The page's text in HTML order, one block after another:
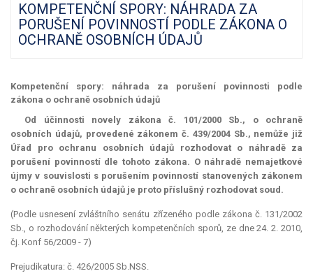
KOMPETENČNÍ SPORY: NÁHRADA ZA
PORUŠENÍ POVINNOSTÍ PODLE ZÁKONA O
OCHRANĚ OSOBNÍCH ÚDAJŮ
Kompetenční spory: náhrada za porušení povinnosti podle
zákona o ochraně osobních údajů
Od účinnosti novely zákona č. 101/2000 Sb., o ochraně
osobních údajů, provedené zákonem č. 439/2004 Sb., nemůže již
Úřad pro ochranu osobních údajů rozhodovat o náhradě za
porušení povinností dle tohoto zákona. O náhradě nemajetkové
újmy v souvislosti s porušením povinností stanovených zákonem
o ochraně osobních údajů je proto příslušný rozhodovat soud.
(Podle usnesení zvláštního senátu zřízeného podle zákona č. 131/2002
Sb., o rozhodování některých kompetenčních sporů, ze dne 24. 2. 2010,
čj. Konf 56/2009 - 7)
Prejudikatura: č. 426/2005 Sb.NSS.